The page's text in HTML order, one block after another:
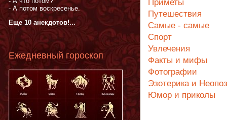
Приметы
Путешествия
Самые - самые
Спорт
Увлечения
Факты и мифы
Фотографии
Эзотерика и
Юмор и приколы
- А потом воскресенье.
Еще 10 анекдотов!...
Ежедневный гороскоп